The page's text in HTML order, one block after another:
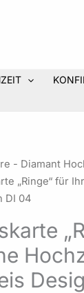
- Diamant
„Ringe“ für
DI 04
0,99 €
bis